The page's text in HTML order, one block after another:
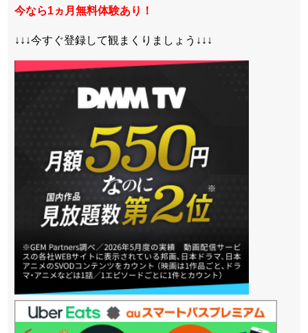
今なら1ヵ月無料体験あり！
↓↓↓今すぐ登録して観まくりましょう↓↓↓